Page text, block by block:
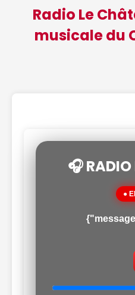
Radio Le
musicale du
🎧 RADIO
●